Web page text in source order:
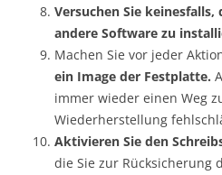
Versuchen Sie
andere Software zu
Machen Sie vor jeder
ein Image der Festplatte.
immer wieder einen Weg
Wiederherstellung
Aktivieren Sie den
die Sie zur Rücksicherung